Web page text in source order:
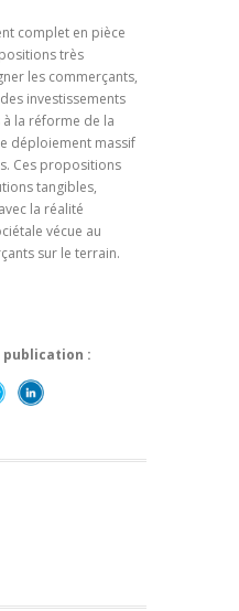
complet en pièce
très
les commerçants,
investissements
la réforme de la
déploiement massif
Ces propositions
tangibles,
la réalité
vécue au
sur le terrain.
: